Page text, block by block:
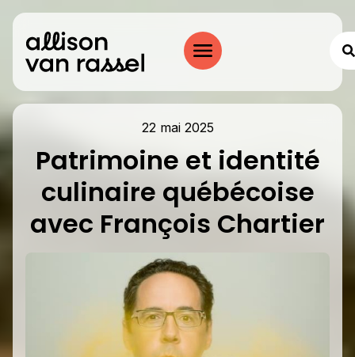
22 mai 2025
Patrimoine et identité
culinaire québécoise
avec François Chartier